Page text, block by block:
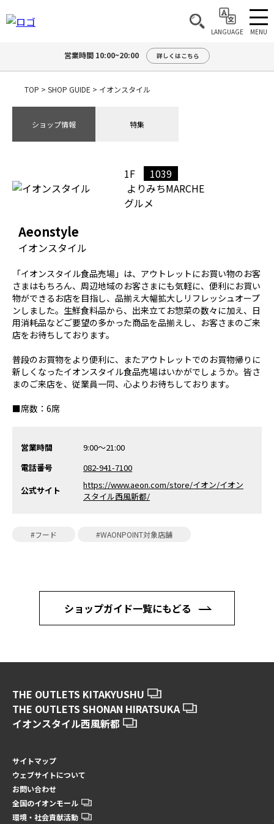
LANGUAGE MENU
営業時間 10:00~20:00 詳しくはこちら
TOP > SHOP GUIDE > イオンスタイル
ショップ情報 特集
1F
1039
よりみちMARCHE
グルメ
Aeonstyle
イオンスタイル
「イオンスタイル食品売場」は、アウトレットにお買い物のお客
さまはもちろん、周辺地域のお客さまにも気軽に、便利にお買い
物ができるお店を目指し、品揃え大幅拡大しリフレッシュオープ
ンしました。生鮮食料品から、出来立てお惣菜の数々に加え、日
用消耗品などご要望の多かった商品を品揃えし、お客さまのご来
店をお待ちしております。
普段のお買物をより便利に、またアウトレットでのお買物帰りに
新しくなったイオンスタイル食品売場はいかがでしょうか。皆さ
まのご来店を、従業員一同、心よりお待ちしております。
■席数：6席
営業時間
9:00～21:00
電話番号
082-941-7100
公式サイト
https://www.aeon.com/store/イオン/イオン
スタイル西風新都/
#フード #WAONPOINT対象店舗
ショップガイド一覧にもどる
THE OUTLETS KITAKYUSHU
THE OUTLETS SHONAN HIRATSUKA
イオンスタイル西風新都
サイトマップ
ウェブサイトについて
お問い合わせ
全国のイオンモール
環境・社会貢献活動